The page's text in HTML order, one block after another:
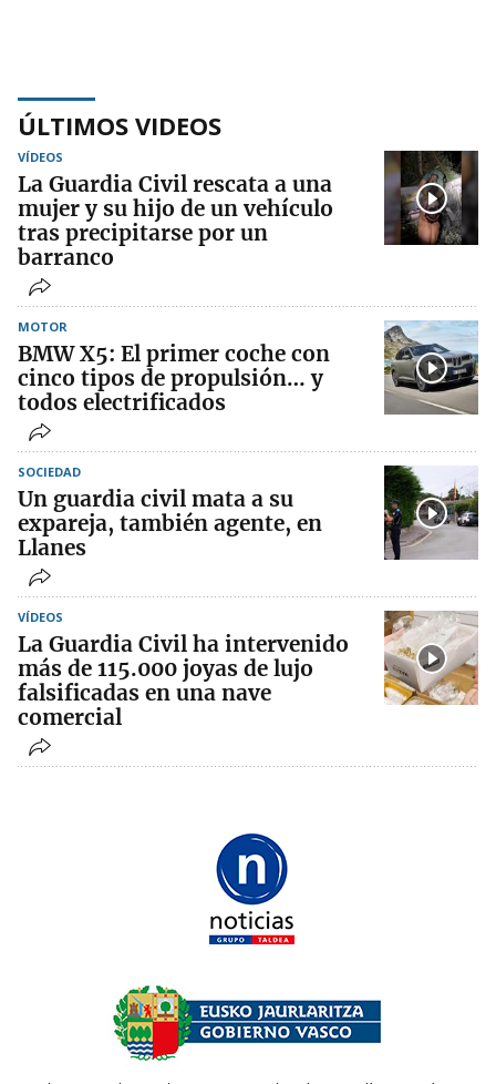
ÚLTIMOS VIDEOS
VÍDEOS
La Guardia Civil rescata a una
mujer y su hijo de un vehículo
tras precipitarse por un
barranco
MOTOR
BMW X5: El primer coche con
cinco tipos de propulsión… y
todos electrificados
SOCIEDAD
Un guardia civil mata a su
expareja, también agente, en
Llanes
VÍDEOS
La Guardia Civil ha intervenido
más de 115.000 joyas de lujo
falsificadas en una nave
comercial